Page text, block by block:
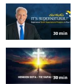
30 min
30 min